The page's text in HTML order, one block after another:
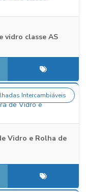
vidro classe AS
Vidro e Rolha de
Intercambiáveis